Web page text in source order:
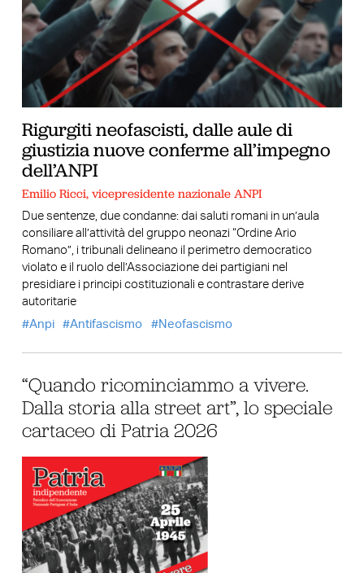
Rigurgiti neofascisti, dalle aule di
giustizia nuove conferme all’impegno
dell’ANPI
Emilio Ricci, vicepresidente nazionale ANPI
Due sentenze, due condanne: dai saluti romani in un’aula
consiliare all’attività del gruppo neonazi “Ordine Ario
Romano”, i tribunali delineano il perimetro democratico
violato e il ruolo dell’Associazione dei partigiani nel
presidiare i principi costituzionali e contrastare derive
autoritarie
Anpi
Antifascismo Neofascismo
“Quando ricominciammo a vivere.
Dalla storia alla street art”, lo speciale
cartaceo di Patria 2026